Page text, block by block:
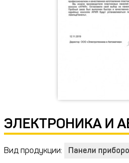
ЭЛЕКТРОНИКА И
Вид продукции:
Панели